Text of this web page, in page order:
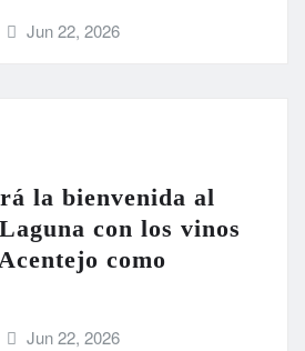
Jun 22, 2026
la bienvenida al
con los vinos
como
Jun 22, 2026